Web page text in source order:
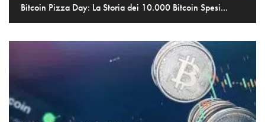
Bitcoin Pizza Day: La Storia dei 10.000 Bitcoin Spesi...